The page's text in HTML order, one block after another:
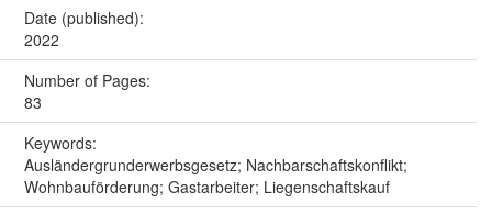
Date (published):
2022
Number of Pages:
83
Keywords:
Ausländergrunderwerbsgesetz; Nachbarschaftskonflikt;
Wohnbauförderung; Gastarbeiter; Liegenschaftskauf